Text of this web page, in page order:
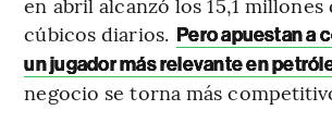
cúbicos diarios. Pero apuestan a
un jugador más relevante en
negocio se torna más